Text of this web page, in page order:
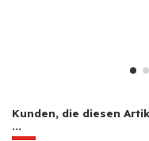
Kunden, die diesen
...